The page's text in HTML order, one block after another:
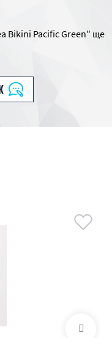
Bikini Pacific Green" ще